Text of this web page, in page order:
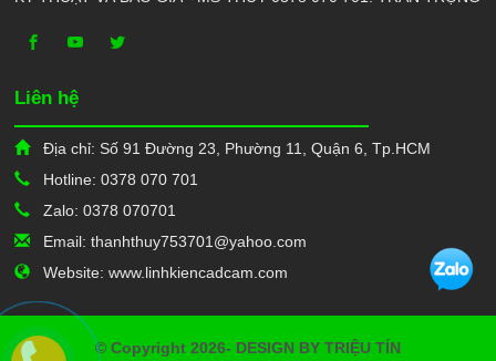
Liên hệ
Địa chỉ: Số 91 Đường 23, Phường 11, Quận 6, Tp.HCM
Hotline: 0378 070 701
Zalo: 0378 070701
Email: thanhthuy753701@yahoo.com
Website: www.linhkiencadcam.com
© Copyright 2026- DESIGN BY TRIỆU TÍN